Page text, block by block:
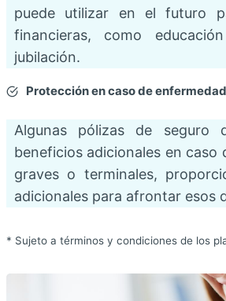
puede utilizar en el futuro
financieras, como
jubilación.
Protección en caso de
Algunas pólizas de seguro
beneficios adicionales en caso
graves o terminales,
adicionales para afrontar esos
* Sujeto a términos y condiciones de los